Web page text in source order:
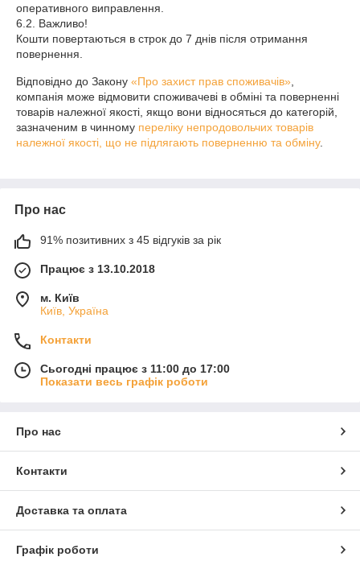
оперативного виправлення.
6.2. Важливо!
Кошти повертаються в строк до 7 днів після отримання
повернення.
Відповідно до Закону «Про захист прав споживачів»
компанія може відмовити споживачеві в обміні та поверненні
товарів належної якості, якщо вони відносяться до категорій,
зазначеним в чинному переліку непродовольчих товарів
належної якості, що не підлягають поверненню та обміну.
Про нас
91% позитивних з 45 відгуків за рік
Працює з 13.10.2018
м. Київ
Київ, Україна
Контакти
Сьогодні працює з 11:00 до 17:00
Показати весь графік роботи
Про нас
Контакти
Доставка та оплата
Графік роботи